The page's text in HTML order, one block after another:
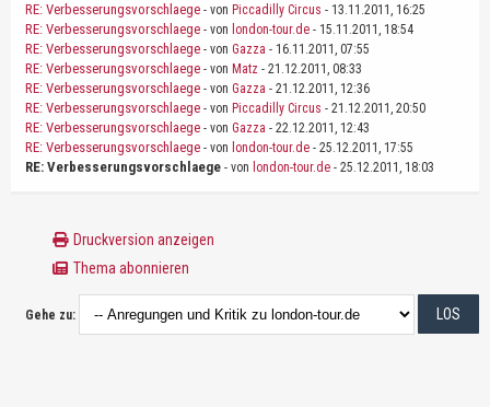
RE: Verbesserungsvorschlaege - von Piccadilly Circus - 13.11.2011, 16:25
RE: Verbesserungsvorschlaege - von london-tour.de - 15.11.2011, 18:54
RE: Verbesserungsvorschlaege - von Gazza - 16.11.2011, 07:55
RE: Verbesserungsvorschlaege - von Matz - 21.12.2011, 08:33
RE: Verbesserungsvorschlaege - von Gazza - 21.12.2011, 12:36
RE: Verbesserungsvorschlaege - von Piccadilly Circus - 21.12.2011, 20:50
RE: Verbesserungsvorschlaege - von Gazza - 22.12.2011, 12:43
RE: Verbesserungsvorschlaege - von london-tour.de - 25.12.2011, 17:55
RE: Verbesserungsvorschlaege - von london-tour.de - 25.12.2011, 18:03
Druckversion anzeigen
Thema abonnieren
Gehe zu: